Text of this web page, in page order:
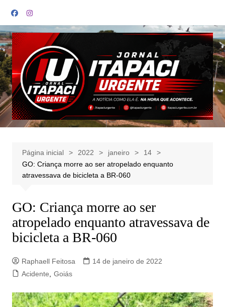
para
o
conteúdo
Página inicial 2022 janeiro
14
GO: Criança morre ao ser atropelado enquanto
atravessava de bicicleta a BR-060
GO: Criança morre ao ser
atropelado enquanto atravessava de
bicicleta a BR-060
Raphaell Feitosa
14 de janeiro de 2022
Acidente, Goiás